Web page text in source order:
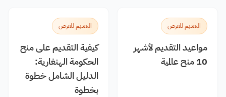
التقديم للفرص
مواعيد التقديم لأشهر
10 منح عالمية
التقديم للفرص
كيفية التقديم على منح
الحكومة الهنغارية:
الدليل الشامل خطوة
بخطوة